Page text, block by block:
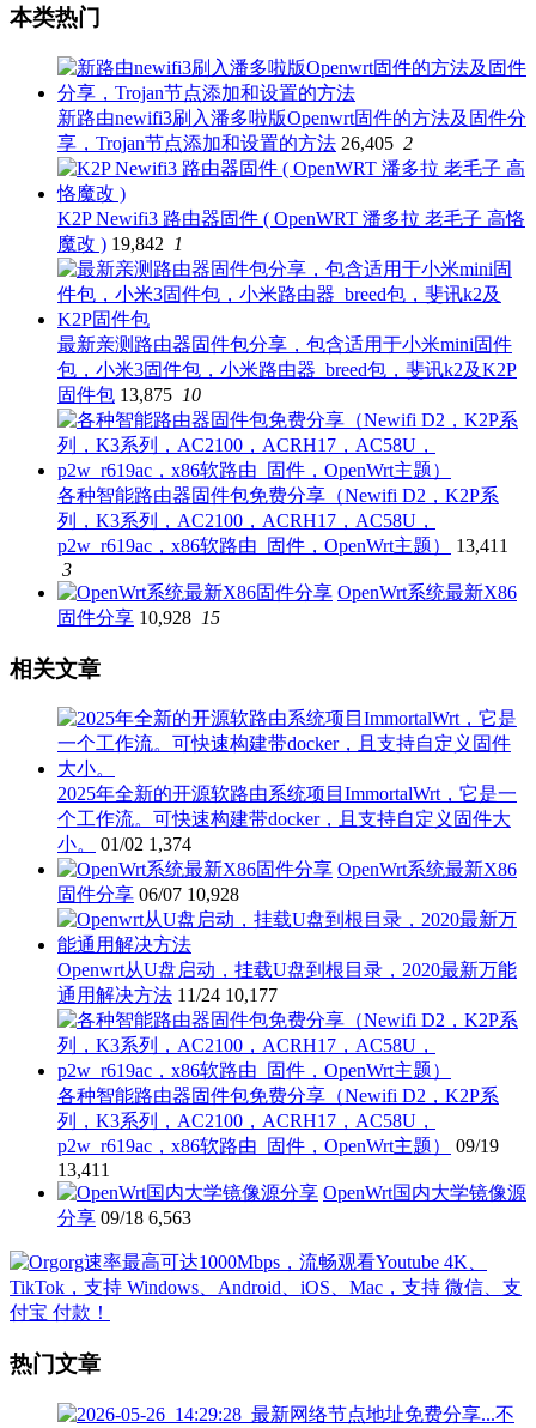
本类热门
新路由newifi3刷入潘多啦版Openwrt固件的方法及固件分
享，Trojan节点添加和设置的方法 26,405 2
K2P Newifi3 路由器固件 ( OpenWRT 潘多拉 老毛子 高恪
魔改 ) 19,842 1
最新亲测路由器固件包分享，包含适用于小米mini固件
包，小米3固件包，小米路由器_breed包，斐讯k2及K2P
固件包 13,875 10
各种智能路由器固件包免费分享（Newifi D2，K2P系
列，K3系列，AC2100，ACRH17，AC58U，
p2w_r619ac，x86软路由_固件，OpenWrt主题）
13,411
3
OpenWrt系统最新X86
固件分享 10,928 15
相关文章
2025年全新的开源软路由系统项目ImmortalWrt，它是一
个工作流。可快速构建带docker，且支持自定义固件大
小。
01/02 1,374
OpenWrt系统最新X86
固件分享 06/07 10,928
Openwrt从U盘启动，挂载U盘到根目录，2020最新万能
通用解决方法 11/24 10,177
各种智能路由器固件包免费分享（Newifi D2，K2P系
列，K3系列，AC2100，ACRH17，AC58U，
p2w_r619ac，x86软路由_固件，OpenWrt主题）
09/19
13,411
OpenWrt国内大学镜像源
分享 09/18 6,563
热门文章